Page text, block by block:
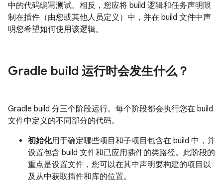
中的代码编写测试。相反，您应将 build 逻辑和任务声明限
制在插件（由您或其他人员定义）中，并在 build 文件中声
明您希望如何使用该逻辑。
Gradle build 运行时会发生什么？
Gradle build 分三个阶段运行。每个阶段都会执行您在 build
文件中定义的不同部分的代码。
初始化用于确定哪些项目和子项目包含在 build 中，并
设置包含 build 文件和已应用插件的类路径。此阶段的
重点是设置文件，您可以在其中声明要构建的项目以
及从中获取插件和库的位置。